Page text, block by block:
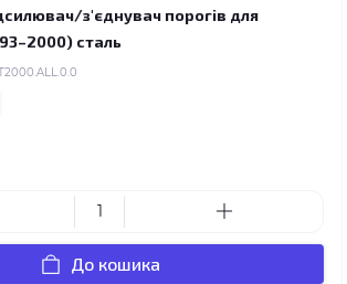
з'єднувач порогів для
сталь
До кошика